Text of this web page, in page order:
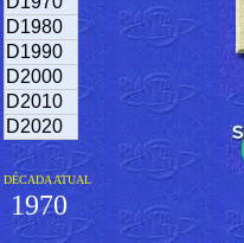
D1980
D1990
D2000
D2010
D2020
DÉCADA ATUAL
1970